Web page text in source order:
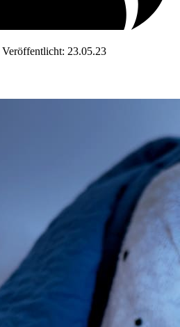
Veröffentlicht: 23.05.23